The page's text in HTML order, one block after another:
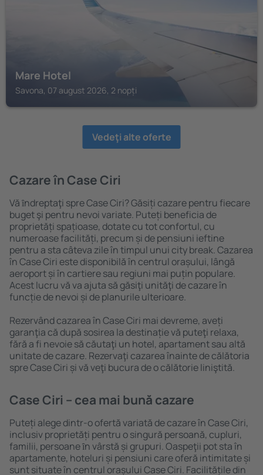
Mare Hotel
Savona, 07 august 2026, 2 nopți
Vedeţi alte oferte
Cazare în Case Ciri
Vă ȋndreptaţi spre Case Ciri? Găsiți cazare pentru fiecare
buget şi pentru nevoi variate. Puteți beneficia de
proprietăți spațioase, dotate cu tot confortul, cu
numeroase facilități, precum și de pensiuni ieftine
pentru a sta câteva zile în timpul unui city break. Cazarea
în Case Ciri este disponibilă în centrul orașului, lângă
aeroport și în cartiere sau regiuni mai puțin populare.
Acest lucru vă va ajuta să găsiţi unităţi de cazare în
funcție de nevoi și de planurile ulterioare.
Rezervând cazarea în Case Ciri mai devreme, aveți
garanţia că după sosirea la destinație vă puteţi relaxa,
fără a fi nevoie să căutaţi un hotel, apartament sau altă
unitate de cazare. Rezervaţi cazarea înainte de călătoria
spre Case Ciri și vă veţi bucura de o călătorie liniştită.
Case Ciri – cea mai bună cazare
Puteți alege dintr-o ofertă variată de cazare în Case Ciri,
inclusiv proprietăți pentru o singură persoană, cupluri,
familii, persoane ȋn vârstă și grupuri. Oaspeţii pot sta în
apartamente, hoteluri și pensiuni care oferă intimitate și
sunt situate în centrul orașului Case Ciri. Facilitățile din